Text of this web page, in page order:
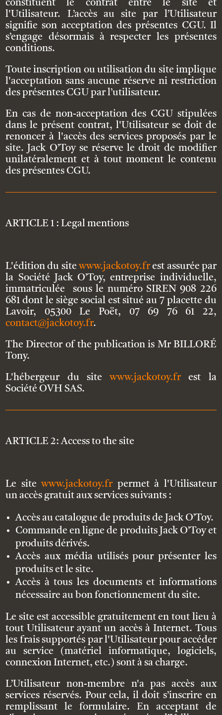
constituent le contrat entre le site et
l'Utilisateur. L’accès au site par l’Utilisateur
signifie son acceptation des présentes CGU. Il
s’engage désormais à respecter les présentes
conditions.
Toute inscription ou utilisation du site implique
l'acceptation sans aucune réserve ni restriction
des présentes CGU par l’utilisateur.
En cas de non-acceptation des CGU stipulées
dans le présent contrat, l'Utilisateur se doit de
renoncer à l'accès des services proposés par le
site. Jack O’Toy se réserve le droit de modifier
unilatéralement et à tout moment le contenu
des présentes CGU.
ARTICLE 1 : Legal mentions
L'édition du sitewww.jackotoy.frest assurée par
la Société Jack O’Toy, entreprise individuelle,
immatriculée sous le numéro SIREN 908 226
681 dont le siège social est situé au 7 placette du
Lavoir, 05300 Le Poët, 07 69 76 61 22,
contact@jackotoy.fr.
The Director of the publication is Mr BILLORÉ
Tony.
L'hébergeur du sitewww.jackotoy.frest la
Société OVH SAS.
ARTICLE 2: Access to the site
Le sitewww.jackotoy.frpermet à l'Utilisateur
un accès gratuit aux services suivants :
Accès au catalogue de produits de Jack O’Toy.
Commande en ligne de produits Jack O’Toy et
produits dérivés.
Accès aux média utilisés pour présenter les
produits et le site.
Accès à tous les documents et informations
nécessaire au bon fonctionnement du site.
Le site est accessible gratuitement en tout lieu à
tout Utilisateur ayant un accès à Internet. Tous
les frais supportés par l'Utilisateur pour accéder
au service (matériel informatique, logiciels,
connexion Internet, etc.) sont à sa charge.
L’Utilisateur non-membre n'a pas accès aux
services réservés. Pour cela, il doit s’inscrire en
remplissant le formulaire. En acceptant de